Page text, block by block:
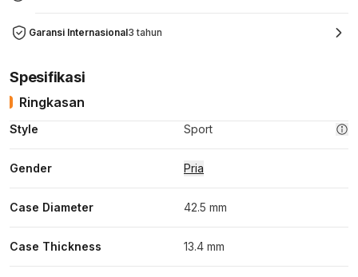
Garansi Internasional3 tahun
Spesifikasi
Ringkasan
Style Sport
Gender Pria
Case Diameter 42.5 mm
Case Thickness 13.4 mm